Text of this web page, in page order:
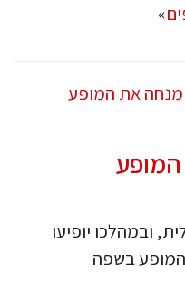
»
ובמהלכו יופיעו
בשפה